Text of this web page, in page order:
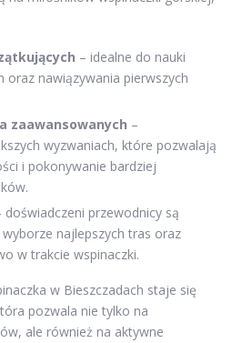
– idealne do nauki
oraz nawiązywania pierwszych
zaawansowanych –
wyzwaniach, które pozwalają
i pokonywanie bardziej
doświadczeni przewodnicy są
najlepszych tras oraz
w trakcie wspinaczki.
w Bieszczadach staje się
pozwala nie tylko na
ale również na aktywne